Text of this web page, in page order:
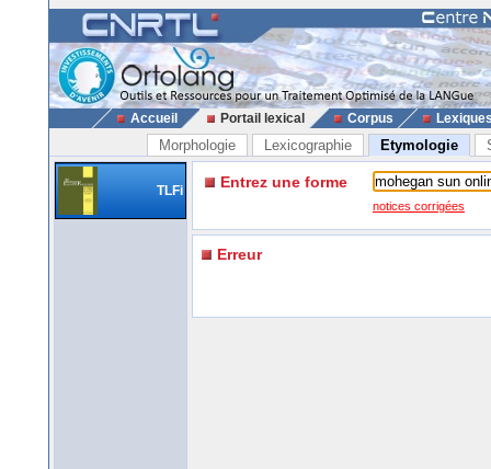
Accueil Portail lexical Corpus
Morphologie Lexicographie Etymologie
TLFi Entrez une forme
notices corrigées
Erreur